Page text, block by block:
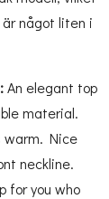
något liten i
An elegant top
material.
warm. Nice
neckline.
for you who